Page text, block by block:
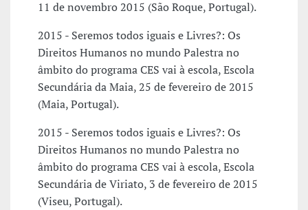
11 de novembro 2015 (São Roque, Portugal).
2015 - Seremos todos iguais e Livres?: Os
Direitos Humanos no mundo Palestra no
âmbito do programa CES vai à escola, Escola
Secundária da Maia, 25 de fevereiro de 2015
(Maia, Portugal).
2015 - Seremos todos iguais e Livres?: Os
Direitos Humanos no mundo Palestra no
âmbito do programa CES vai à escola, Escola
Secundária de Viriato, 3 de fevereiro de 2015
(Viseu, Portugal).